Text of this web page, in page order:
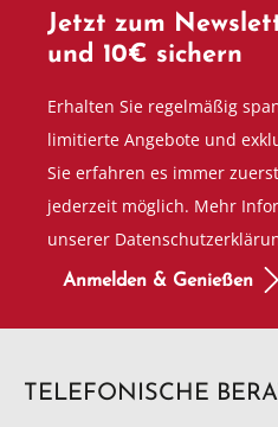
Jetzt zum
und 10€ sichern
Erhalten Sie regelmäßig
limitierte Angebote und
Sie erfahren es immer
jederzeit möglich. Mehr
unserer
Anmelden & Genießen
TELEFONISCHE